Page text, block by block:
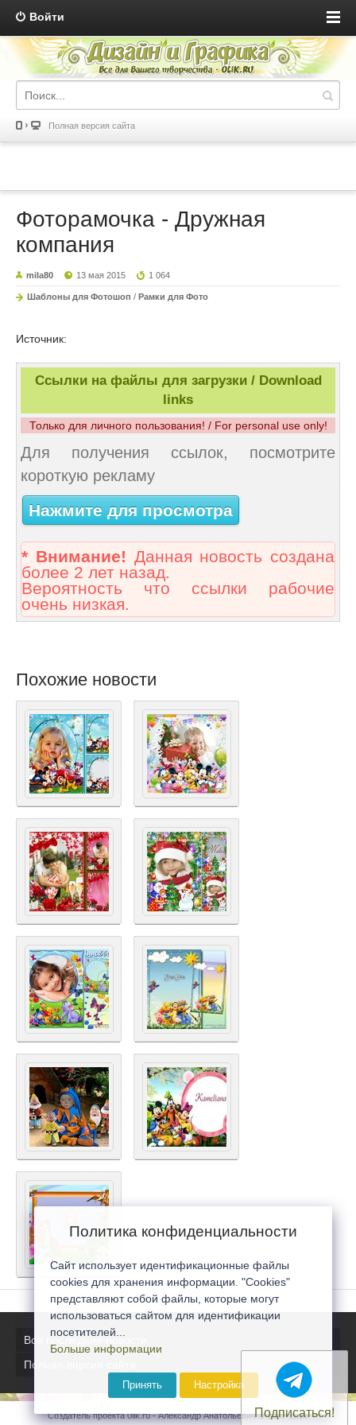
Войти
Полная версия сайта
Фоторамочка - Дружная
компания
mila80 13 мая 2015 1 064
Шаблоны для Фотошоп / Рамки для Фото
Источник:
Ссылки на файлы для загрузки / Download
links
Только для личного пользования! / For personal use only!
Для получения ссылок, посмотрите
короткую рекламу
Нажмите для просмотра
* Внимание! Данная новость создана
более 2 лет назад.
Вероятность что ссылки рабочие
очень низкая.
Похожие новости
Все последние новости
Полная версия сайта
Создатель проекта 0lik.ru - Александр Анатольевич © 2007-2026
Подписаться!
Политика конфиденциальности
Сайт использует идентификационные файлы
cookies для хранения информации. "Cookies"
представляют собой файлы, которые могут
использоваться сайтом для идентификации
посетителей...
Больше информации
Принять Настройка